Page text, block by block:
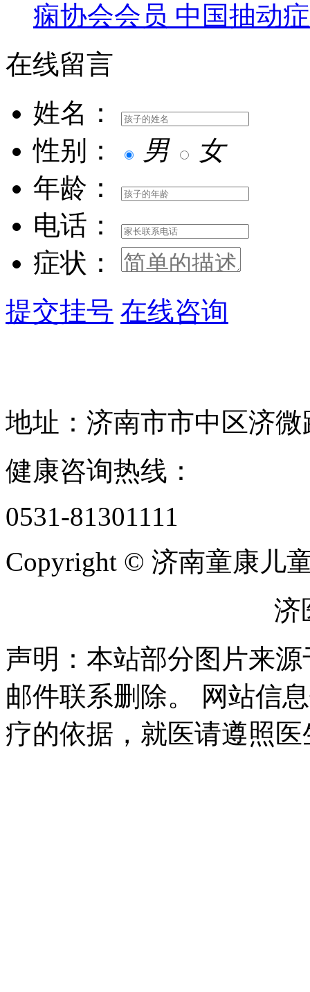
痫协会会员 中国抽动
在线留言
姓名：
性别：
男
女
年龄：
电话：
症状：
提交挂号 在线咨询
地址：济南市市中区济微
健康咨询热线：
0531-81301111
Copyright © 济南童康儿
济
声明：本站部分图片来
邮件联系删除。 网站信
疗的依据，就医请遵照